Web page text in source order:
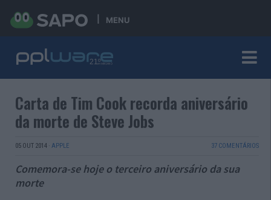
MENU
Carta de Tim Cook recorda aniversário
da morte de Steve Jobs
05 OUT 2014 · APPLE 37 COMENTÁRIOS
Comemora-se hoje o terceiro aniversário da sua
morte